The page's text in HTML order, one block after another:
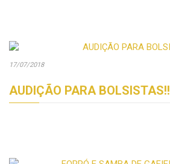
17/07/2018
AUDIÇÃO PARA BOLSISTAS!!